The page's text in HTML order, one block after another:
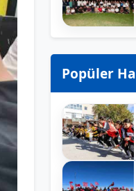
Popüler